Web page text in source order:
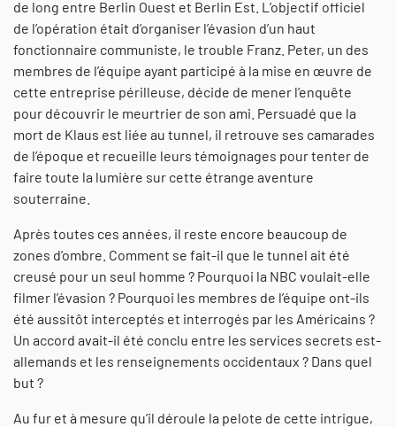
de long entre Berlin Ouest et Berlin Est. L’objectif officiel
de l’opération était d’organiser l’évasion d’un haut
fonctionnaire communiste, le trouble Franz. Peter, un des
membres de l’équipe ayant participé à la mise en œuvre de
cette entreprise périlleuse, décide de mener l’enquête
pour découvrir le meurtrier de son ami. Persuadé que la
mort de Klaus est liée au tunnel, il retrouve ses camarades
de l’époque et recueille leurs témoignages pour tenter de
faire toute la lumière sur cette étrange aventure
souterraine.
Après toutes ces années, il reste encore beaucoup de
zones d’ombre. Comment se fait-il que le tunnel ait été
creusé pour un seul homme ? Pourquoi la NBC voulait-elle
filmer l’évasion ? Pourquoi les membres de l’équipe ont-ils
été aussitôt interceptés et interrogés par les Américains ?
Un accord avait-il été conclu entre les services secrets est-
allemands et les renseignements occidentaux ? Dans quel
but ?
Au fur et à mesure qu’il déroule la pelote de cette intrigue,